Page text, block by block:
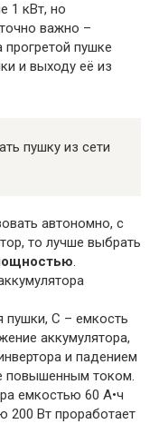
1 кВт, но
важно –
пушке
и выходу её из
пушку из сети
автономно, с
то лучше выбрать
.
пушки, С – емкость
аккумулятора,
и падением
повышенным током.
емкостью 60 А•ч
200 Вт проработает